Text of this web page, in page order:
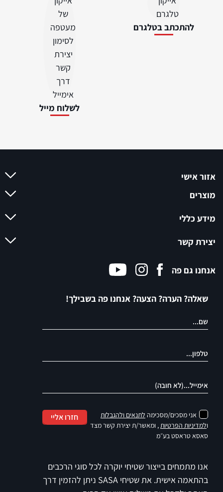
להתכתב בטלגרם
לשלוח מייל
אזור אישי
מוצרים
מידע כללי
יצירת קשר
אנחנו גם פה
שאלה? הערה? הצעה? אנחנו פה בשבילך!
אני מסכים/מסכימה לתנאים ולהגבלות
ולמדיניות הפרטיות, ומאשר/ת יצירת קשר מצד
סאסא טראסט בע״מ
חזרו אליי
אנו מתמחים בייצור שטיחי יוקרה לכל סוגי הרכבים
בהתאמה אישית. את שטיחי SASA ניתן להזמין דרך